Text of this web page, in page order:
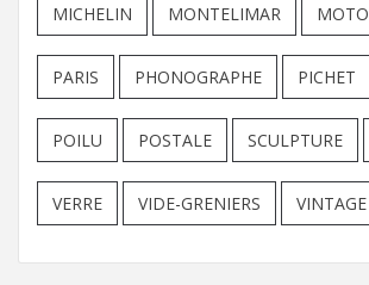
MICHELIN MONTELIMAR MOTO
PARIS PHONOGRAPHE PICHET
POILU POSTALE SCULPTURE
VERRE VIDE-GRENIERS VINTAGE